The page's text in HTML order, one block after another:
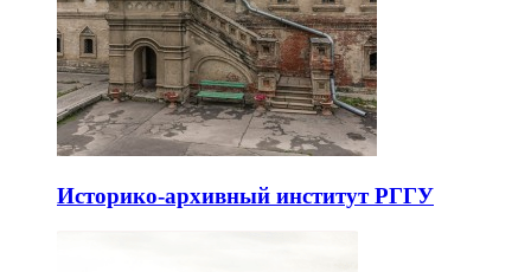
Историко-архивный институт РГГУ